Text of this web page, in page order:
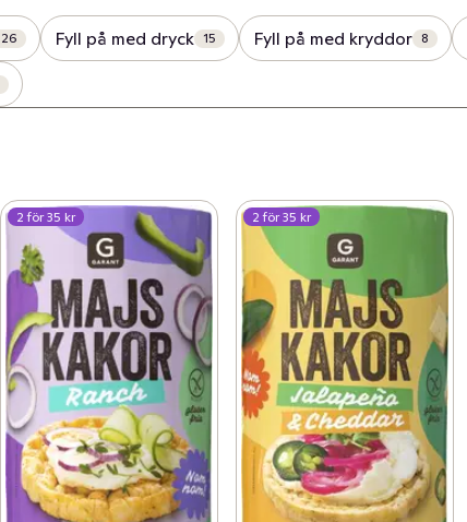
26 Fyll på med dryck 15 Fyll på med kryddor 8
2 för 35 kr 2 för 35 kr